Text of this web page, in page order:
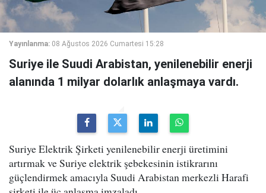
Yayınlanma: 08 Ağustos 2026 Cumartesi 15:28
Suriye ile Suudi Arabistan, yenilenebilir enerji
alanında 1 milyar dolarlık anlaşmaya vardı.
Suriye Elektrik Şirketi yenilenebilir enerji üretimini
artırmak ve Suriye elektrik şebekesinin istikrarını
güçlendirmek amacıyla Suudi Arabistan merkezli Harafi